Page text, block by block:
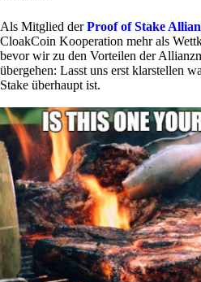
Als Mitglied derProof of Stake
CloakCoin Kooperation mehr als
bevor wir zu den Vorteilen der
übergehen: Lasst uns erst klarstellen
Stake überhaupt ist.